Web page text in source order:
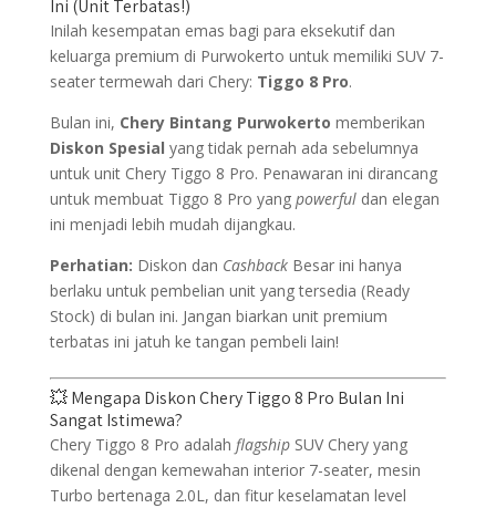
Ini (Unit Terbatas!)
Inilah kesempatan emas bagi para eksekutif dan
keluarga premium di Purwokerto untuk memiliki SUV 7-
seater termewah dari Chery: Tiggo 8 Pro.
Bulan ini, Chery Bintang Purwokerto memberikan
Diskon Spesial yang tidak pernah ada sebelumnya
untuk unit Chery Tiggo 8 Pro. Penawaran ini dirancang
untuk membuat Tiggo 8 Pro yang powerfuldan elegan
ini menjadi lebih mudah dijangkau.
Perhatian: Diskon dan CashbackBesar ini hanya
berlaku untuk pembelian unit yang tersedia (Ready
Stock) di bulan ini. Jangan biarkan unit premium
terbatas ini jatuh ke tangan pembeli lain!
💥 Mengapa Diskon Chery Tiggo 8 Pro Bulan Ini
Sangat Istimewa?
Chery Tiggo 8 Pro adalah flagshipSUV Chery yang
dikenal dengan kemewahan interior 7-seater, mesin
Turbo bertenaga 2.0L, dan fitur keselamatan level